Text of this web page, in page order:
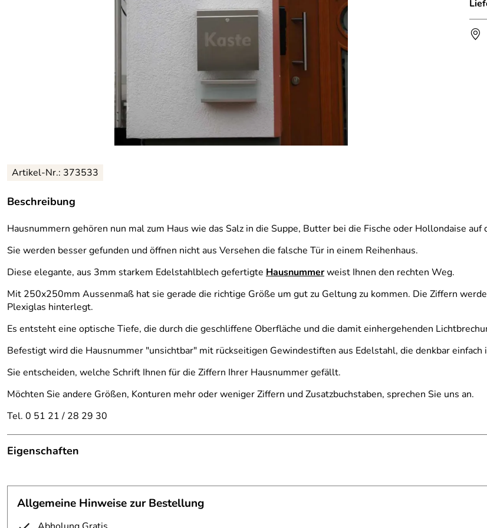
Artikel-Nr.: 373533
Beschreibung
Hausnummern gehören nun mal zum Haus wie das Salz in die Suppe, Butter bei die Fische oder Hollondaise auf
Sie werden besser gefunden und öffnen nicht aus Versehen die falsche Tür in einem Reihenhaus.
Diese elegante, aus 3mm starkem Edelstahlblech gefertigte Hausnummerweist Ihnen den rechten Weg.
Mit 250x250mm Aussenmaß hat sie gerade die richtige Größe um gut zu Geltung zu kommen. Die Ziffern
Plexiglas hinterlegt.
Es entsteht eine optische Tiefe, die durch die geschliffene Oberfläche und die damit einhergehenden
Befestigt wird die Hausnummer "unsichtbar" mit rückseitigen Gewindestiften aus Edelstahl, die denkbar einfach
Sie entscheiden, welche Schrift Ihnen für die Ziffern Ihrer Hausnummer gefällt.
Möchten Sie andere Größen, Konturen mehr oder weniger Ziffern und Zusatzbuchstaben, sprechen Sie uns an.
Tel. 0 51 21 / 28 29 30
Eigenschaften
Material:
V2A Edelstahl (1.4301)
Größe:
Allgemeine Hinweise zur Bestellung